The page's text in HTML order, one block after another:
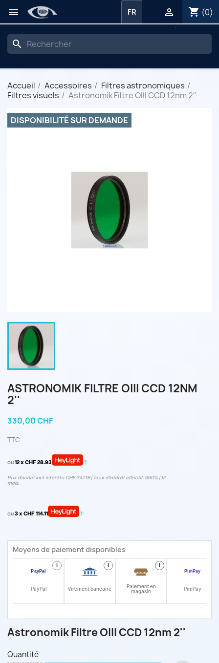
 shopping_cart (0)

FR
search
Accueil Accessoires
Filtres astronomiques
Filtres visuels
Astronomik Filtre OIII CCD 12nm 2''
DISPONIBILITÉ SUR DEMANDE
ASTRONOMIK FILTRE OIII CCD 12NM
2''
330,00 CHF
TTC
ou12 x CHF 28.93
Prix d’achat incl. intérêts: CHF 347.16 | Taux d‘intérêt effectif: 9.90% | 12
mois.
ou3 x CHF 114.11
Moyens de paiement disponibles
i
PayPal
i
Virement bancaire
i
Paiement en
magasin PimPay
Astronomik Filtre OIII CCD 12nm 2''
Quantité